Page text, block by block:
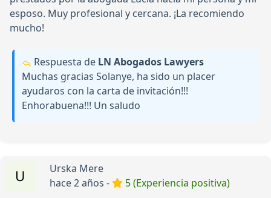
esposo. Muy profesional y cercana. ¡La recomiendo
mucho!
Respuesta de LN Abogados Lawyers
Muchas gracias Solanye, ha sido un placer
ayudaros con la carta de invitación!!!
Enhorabuena!!! Un saludo
Urska Mere
hace 2 años -
5 (Experiencia positiva)